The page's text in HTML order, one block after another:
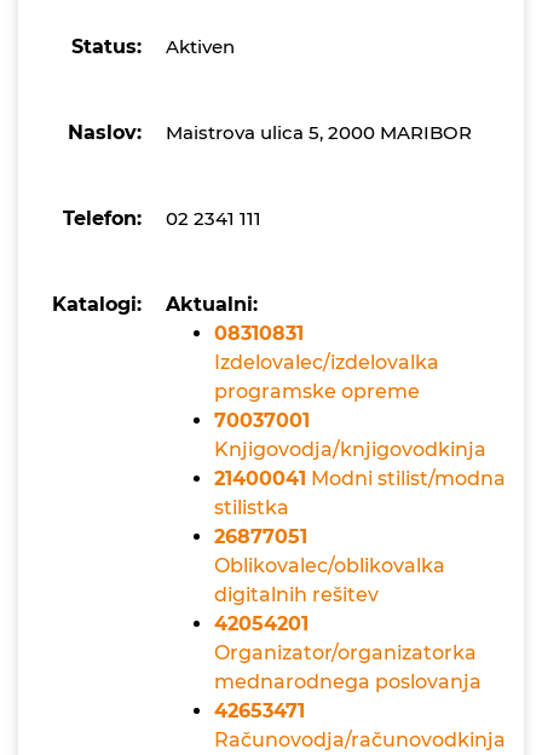
Status: Aktiven
Naslov: Maistrova ulica 5, 2000 MARIBOR
Telefon: 02 2341 111
Katalogi:
Aktualni:
08310831
Izdelovalec/izdelovalka
programske opreme
70037001
Knjigovodja/knjigovodkinja
21400041 Modni stilist/modna
stilistka
26877051
Oblikovalec/oblikovalka
digitalnih rešitev
42054201
Organizator/organizatorka
mednarodnega poslovanja
42653471
Računovodja/računovodkinja